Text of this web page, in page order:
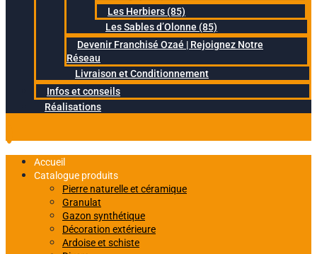
Les Herbiers (85)
Les Sables d’Olonne (85)
Devenir Franchisé Ozaé | Rejoignez Notre
Réseau
Livraison et Conditionnement
Infos et conseils
Réalisations
Accueil
Catalogue produits
Pierre naturelle et céramique
Granulat
Gazon synthétique
Décoration extérieure
Ardoise et schiste